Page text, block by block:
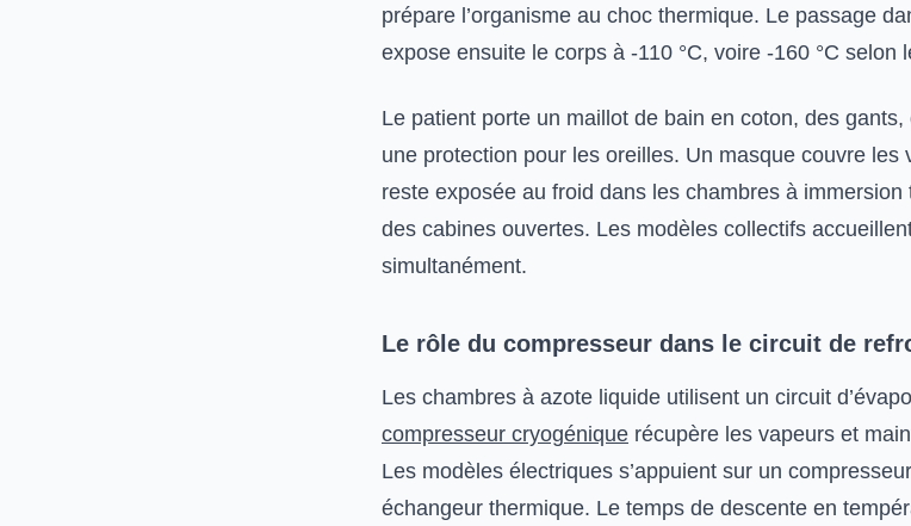
prépare l’organisme au choc thermique. Le passage
expose ensuite le corps à -110 °C, voire -160 °C selon
Le patient porte un maillot de bain en coton, des
une protection pour les oreilles. Un masque couvre les
reste exposée au froid dans les chambres à
des cabines ouvertes. Les modèles collectifs
simultanément.
Le rôle du compresseur dans le circuit de
Les chambres à azote liquide utilisent un circuit
compresseur cryogénique récupère les vapeurs et
Les modèles électriques s’appuient sur un
échangeur thermique. Le temps de descente en